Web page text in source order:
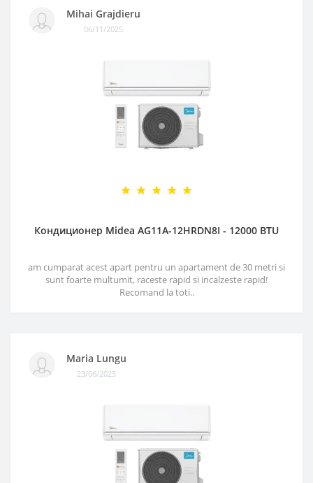
Mihai Grajdieru
06/11/2025
Кондиционер Midea AG11A-12HRDN8I - 12000 BTU
am cumparat acest apart pentru un apartament de 30 metri si
sunt foarte multumit, raceste rapid si incalzeste rapid!
Recomand la toti..
Maria Lungu
23/06/2025